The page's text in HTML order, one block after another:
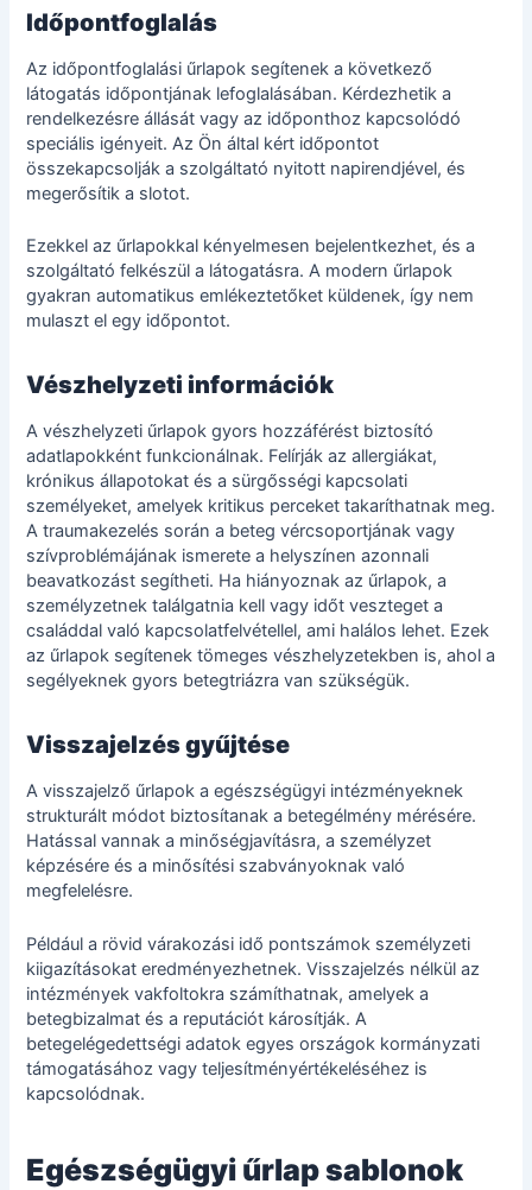
Időpontfoglalás
Az időpontfoglalási űrlapok segítenek a következő
látogatás időpontjának lefoglalásában. Kérdezhetik a
rendelkezésre állását vagy az időponthoz kapcsolódó
speciális igényeit. Az Ön által kért időpontot
összekapcsolják a szolgáltató nyitott napirendjével, és
megerősítik a slotot.
Ezekkel az űrlapokkal kényelmesen bejelentkezhet, és a
szolgáltató felkészül a látogatásra. A modern űrlapok
gyakran automatikus emlékeztetőket küldenek, így nem
mulaszt el egy időpontot.
Vészhelyzeti információk
A vészhelyzeti űrlapok gyors hozzáférést biztosító
adatlapokként funkcionálnak. Felírják az allergiákat,
krónikus állapotokat és a sürgősségi kapcsolati
személyeket, amelyek kritikus perceket takaríthatnak meg.
A traumakezelés során a beteg vércsoportjának vagy
szívproblémájának ismerete a helyszínen azonnali
beavatkozást segítheti. Ha hiányoznak az űrlapok, a
személyzetnek találgatnia kell vagy időt veszteget a
családdal való kapcsolatfelvétellel, ami halálos lehet. Ezek
az űrlapok segítenek tömeges vészhelyzetekben is, ahol a
segélyeknek gyors betegtriázra van szükségük.
Visszajelzés gyűjtése
A visszajelző űrlapok a egészségügyi intézményeknek
strukturált módot biztosítanak a betegélmény mérésére.
Hatással vannak a minőségjavításra, a személyzet
képzésére és a minősítési szabványoknak való
megfelelésre.
Például a rövid várakozási idő pontszámok személyzeti
kiigazításokat eredményezhetnek. Visszajelzés nélkül az
intézmények vakfoltokra számíthatnak, amelyek a
betegbizalmat és a reputációt károsítják. A
betegelégedettségi adatok egyes országok kormányzati
támogatásához vagy teljesítményértékeléséhez is
kapcsolódnak.
Egészségügyi űrlap sablonok